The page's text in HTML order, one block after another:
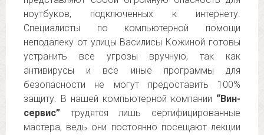
ноутбуков, подключенных к интернету.
Специалисты по компьютерной помощи
неподалеку от улицы Василисы Кожиной готовы
устранить все угрозы вручную, так как
антивирусы и все иные программы для
безопасности не могут предоставить 100%
защиту. В нашей компьютерной компании “Вин-
сервис” трудятся лишь сертифицированные
мастера, ведь они постоянно посещают лекции